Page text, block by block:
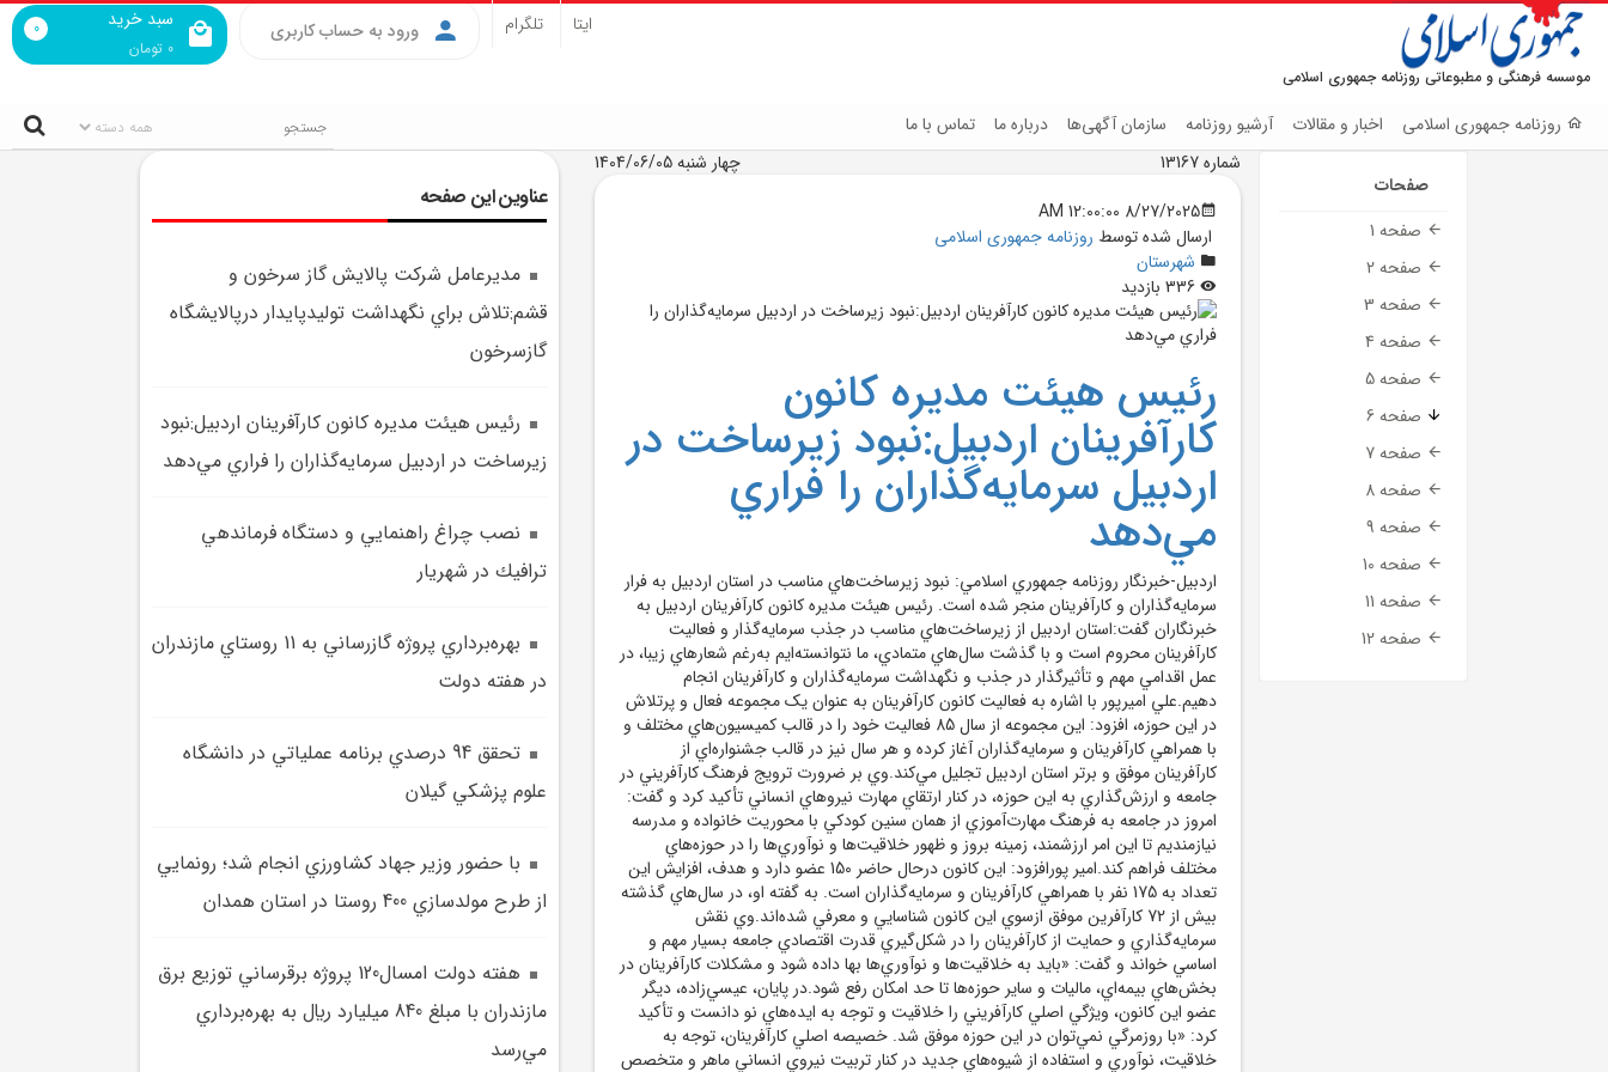
موسسه فرهنگی و مطبوعاتی روزنامه جمهوری اسلامی
سبد خرید
0 تومان
0 ورود به حساب کاربری ایتا تلگرام
روزنامه جمهوری اسلامی اخبار و مقالات آرشیو روزنامه سازمان آگهی‌ها درباره ما تماس با ما
صفحات
صفحه 1
صفحه 2
صفحه 3
صفحه 4
صفحه 5
صفحه 6
صفحه 7
صفحه 8
صفحه 9
صفحه 10
صفحه 11
صفحه 12
شماره 13167
چهار شنبه 1404/06/05
8/27/2025 12:00:00 AM
ارسال شده توسط روزنامه جمهوری اسلامی
شهرستان
رئيس هيئت مديره کانون
کارآفرينان اردبيل:نبود زيرساخت در
اردبيل سرمايه‌گذاران را فراري
مي‌دهد
اردبيل-خبرنگار روزنامه جمهوري اسلامي: نبود زيرساخت‌هاي مناسب در استان اردبيل به فرار
سرمايه‌گذاران و کارآفرينان منجر شده است. رئيس هيئت مديره کانون کارآفرينان اردبيل به
خبرنگاران گفت:استان اردبيل از زيرساخت‌هاي مناسب در جذب سرمايه‌گذار و فعاليت
کارآفرينان محروم است و با گذشت سال‌هاي متمادي، ما نتوانسته‌ايم به‌رغم شعارهاي زيبا، در
عمل اقدامي مهم و تأثيرگذار در جذب و نگهداشت سرمايه‌گذاران و کارآفرينان انجام
دهيم.علي اميرپور با اشاره به فعاليت کانون کارآفرينان به عنوان يک مجموعه فعال و پرتلاش
در اين حوزه، افزود: اين مجموعه از سال 85 فعاليت خود را در قالب کميسيون‌هاي مختلف و
با همراهي کارآفرينان و سرمايه‌گذاران آغاز کرده و هر سال نيز در قالب جشنواره‌اي از
کارآفرينان موفق و برتر استان اردبيل تجليل مي‌کند.وي بر ضرورت ترويج فرهنگ کارآفريني در
جامعه و ارزش‌گذاري به اين حوزه، در کنار ارتقاي مهارت نيروهاي انساني تأکيد کرد و گفت:
امروز در جامعه به فرهنگ مهارت‌آموزي از همان سنين کودکي با محوريت خانواده و مدرسه
نيازمنديم تا اين امر ارزشمند، زمينه بروز و ظهور خلاقيت‌ها و نوآوري‌ها را در حوزه‌هاي
مختلف فراهم کند.امير پورافزود: اين کانون درحال حاضر 150 عضو دارد و هدف، افزايش اين
تعداد به 175 نفر با همراهي کارآفرينان و سرمايه‌گذاران است. به گفته او، در سال‌هاي گذشته
بيش از 72 کارآفرين موفق ازسوي اين کانون شناسايي و معرفي شده‌اند.وي نقش
سرمايه‌گذاري و حمايت از کارآفرينان را در شکل‌گيري قدرت اقتصادي جامعه بسيار مهم و
اساسي خواند و گفت: «بايد به خلاقيت‌ها و نوآوري‌ها بها داده شود و مشکلات کارآفرينان در
بخش‌هاي بيمه‌اي، ماليات و ساير حوزه‌ها تا حد امکان رفع شود.در پايان، عيسي‌زاده، ديگر
عضو اين کانون، ويژگي اصلي کارآفريني را خلاقيت و توجه به ايده‌هاي نو دانست و تأکيد
کرد: «با روزمرگي نمي‌توان در اين حوزه موفق شد. خصيصه اصلي کارآفرينان، توجه به
خلاقيت، نوآوري و استفاده از شيوه‌هاي جديد در کنار تربيت نيروي انساني ماهر و متخصص
عناوین این صفحه
مديرعامل شرکت پالايش گاز سرخون و
قشم:تلاش براي نگهداشت توليدپايدار درپالايشگاه
گازسرخون
رئيس هيئت مديره کانون کارآفرينان اردبيل:نبود
زيرساخت در اردبيل سرمايه‌گذاران را فراري مي‌دهد
نصب چراغ راهنمايي و دستگاه فرماندهي
ترافيك در شهريار
بهره‌برداري پروژه گازرساني به 11 روستاي مازندران
در هفته دولت
تحقق 94 درصدي برنامه عملياتي در دانشگاه
علوم پزشکي گيلان
با حضور وزير جهاد کشاورزي انجام شد؛ رونمايي
از طرح مولدسازي 400 روستا در استان همدان
هفته دولت امسال120 پروژه برقرساني توزيع برق
مازندران با مبلغ 840 ميليارد ريال به بهره‌برداري
مي‌رسد